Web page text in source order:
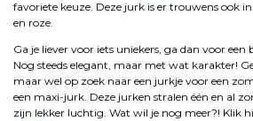
favoriete keuze. Deze jurk is er trouwens ook
en roze.
Ga je liever voor iets uniekers, ga dan voor
Nog steeds elegant, maar met wat karakter!
maar wel op zoek naar een jurkje voor een
een maxi-jurk. Deze jurken stralen één en al
zijn lekker luchtig. Wat wil je nog meer?! Klik